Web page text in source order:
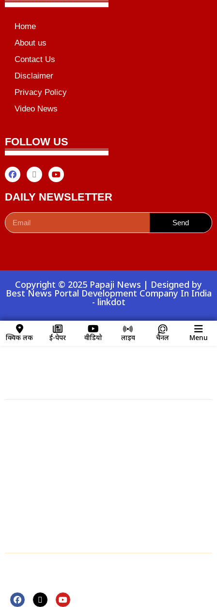
Home
About us
Contact Us
Disclaimer
Privacy Policy
Video News
FOLLOW US
DAILY NEWSLETTER
Send
Copyright © 2025 Papaji News | Designed by
Best News Portal Development Company In India
- linkdot
क्विक लिंक ई-पेपर वीडियो लाइव चैनल Menu